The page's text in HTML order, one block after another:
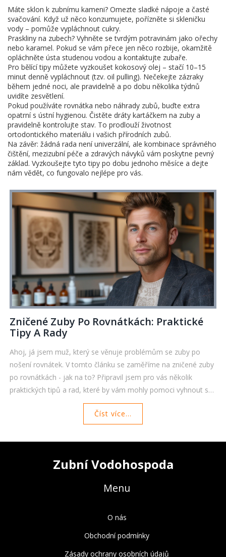
Máte sklon k zubnímu kameni? Omezte sladké nápoje a časté
svačování. Když už něco konzumujete, pořízněte si skleničku
vody – pomůže vypláchnout cukry.
Praskliny na zubech? Vyhněte se tvrdým potravinám jako ořechy
nebo karamel. Pokud se vám přece jen něco rozbije, okamžitě
opláchněte ústa studenou vodou a kontaktujte zubaře.
Pro bělící tipy můžete vyzkoušet kokosový olej – stačí 10–15
minut denně vypláchnout (tzv. oil pulling). Nečekejte zázraky
během jedné noci, ale pravidelně a po dobu několika týdnů
uvidíte zesvětlení.
Pokud používáte rovnátka nebo náhrady zubů, buďte extra
opatrní s ústní hygienou. Čistěte dráty kartáčkem na zuby a
pravidelně kontrolujte stav. To prodlouží životnost
ortodontického materiálu i vašich přírodních zubů.
Na závěr: žádná rada není univerzální, ale kombinace správného
čištění, mezizubní péče a zdravých návyků vám poskytne pevný
základ. Vyzkoušejte tyto tipy po dobu jednoho měsíce a dejte
nám vědět, co fungovalo nejlépe pro vás.
Zničené Zuby Po Rovnátkách: Praktické
Tipy A Rady
Ahoj, já jsem muž, který se věnuje problémům se zuby po
nošení rovnátek. V tomto článku se zaměříme na zničené zuby
po rovnátkách - jak na to? Připravil jsem pro vás několik
praktických tipů a rad, které by vám mohly pomoci vyhnout se
těmto nepříjemnostem. Pojďte se mnou objevit, jak můžeme
pečovat o naše zuby i po skončení ortodontické léčby.
Číst více...
Zubní Vodohospoda
Menu
O nás
Obchodní podmínky
Zásady ochrany osobních údajů